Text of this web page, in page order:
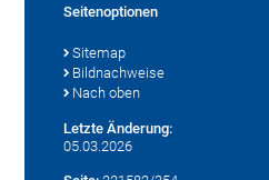
Seitenoptionen
Sitemap
Bildnachweise
Nach oben
Letzte Änderung:
05.03.2026